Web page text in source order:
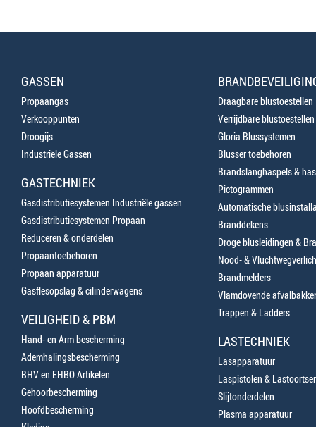
GASSEN
Propaangas
Verkooppunten
Droogijs
Industriële Gassen
GASTECHNIEK
Gasdistributiesystemen Industriële gassen
Gasdistributiesystemen Propaan
Reduceren & onderdelen
Propaantoebehoren
Propaan apparatuur
Gasflesopslag & cilinderwagens
VEILIGHEID & PBM
Hand- en Arm bescherming
Ademhalingsbescherming
BHV en EHBO Artikelen
Gehoorbescherming
Hoofdbescherming
Draagbare blustoestellen
Verrijdbare blustoestellen
Gloria Blussystemen
Blusser toebehoren
Brandslanghaspels &
Pictogrammen
Automatische
Branddekens
Droge blusleidingen &
Nood- &
Brandmelders
Vlamdovende
Trappen & Ladders
LASTECHNIEK
Lasapparatuur
Laspistolen &
Slijtonderdelen
Plasma apparatuur